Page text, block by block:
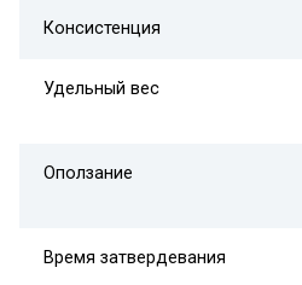
Консистенция
Удельный вес
Оползание
Время затвердевания